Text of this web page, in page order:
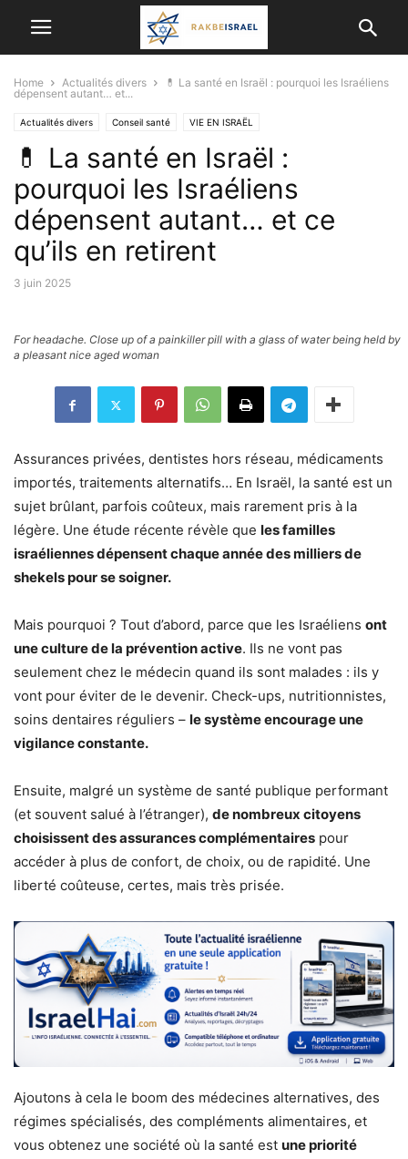
Home Actualités divers
💊 La santé en Israël : pourquoi les Israéliens
dépensent autant… et...
Actualités divers Conseil santé VIE EN ISRAËL
💊 La santé en Israël :
pourquoi les Israéliens
dépensent autant… et ce
qu’ils en retirent
3 juin 2025
For headache. Close up of a painkiller pill with a glass of water being held by
a pleasant nice aged woman
Assurances privées, dentistes hors réseau, médicaments
importés, traitements alternatifs… En Israël, la santé est un
sujet brûlant, parfois coûteux, mais rarement pris à la
légère. Une étude récente révèle que les familles
israéliennes dépensent chaque année des milliers de
shekels pour se soigner.
Mais pourquoi ? Tout d’abord, parce que les Israéliens ont
une culture de la prévention active. Ils ne vont pas
seulement chez le médecin quand ils sont malades : ils y
vont pour éviter de le devenir. Check-ups, nutritionnistes,
soins dentaires réguliers – le système encourage une
vigilance constante.
Ensuite, malgré un système de santé publique performant
(et souvent salué à l’étranger), de nombreux citoyens
choisissent des assurances complémentaires pour
accéder à plus de confort, de choix, ou de rapidité. Une
liberté coûteuse, certes, mais très prisée.
Ajoutons à cela le boom des médecines alternatives, des
régimes spécialisés, des compléments alimentaires, et
vous obtenez une société où la santé est une priorité